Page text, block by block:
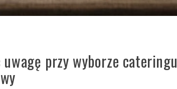
przy wyborze